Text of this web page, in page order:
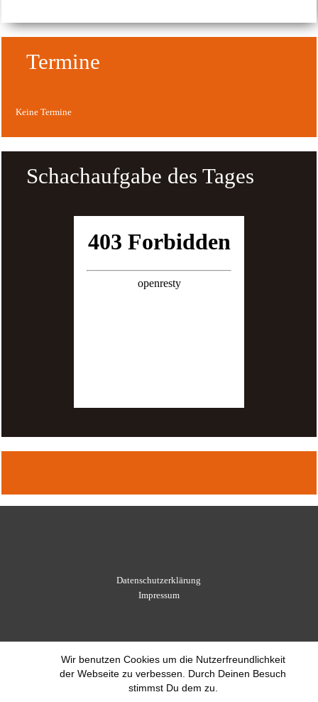
Wir benutzen Cookies um die Nutzerfreundlichkeit
der Webseite zu verbessen. Durch Deinen Besuch
stimmst Du dem zu.
Termine
Keine Termine
Schachaufgabe des Tages
Datenschutzerklärung
Impressum